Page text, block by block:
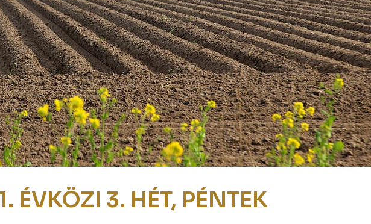
ÉVKÖZI 3. HÉT, PÉNTEK